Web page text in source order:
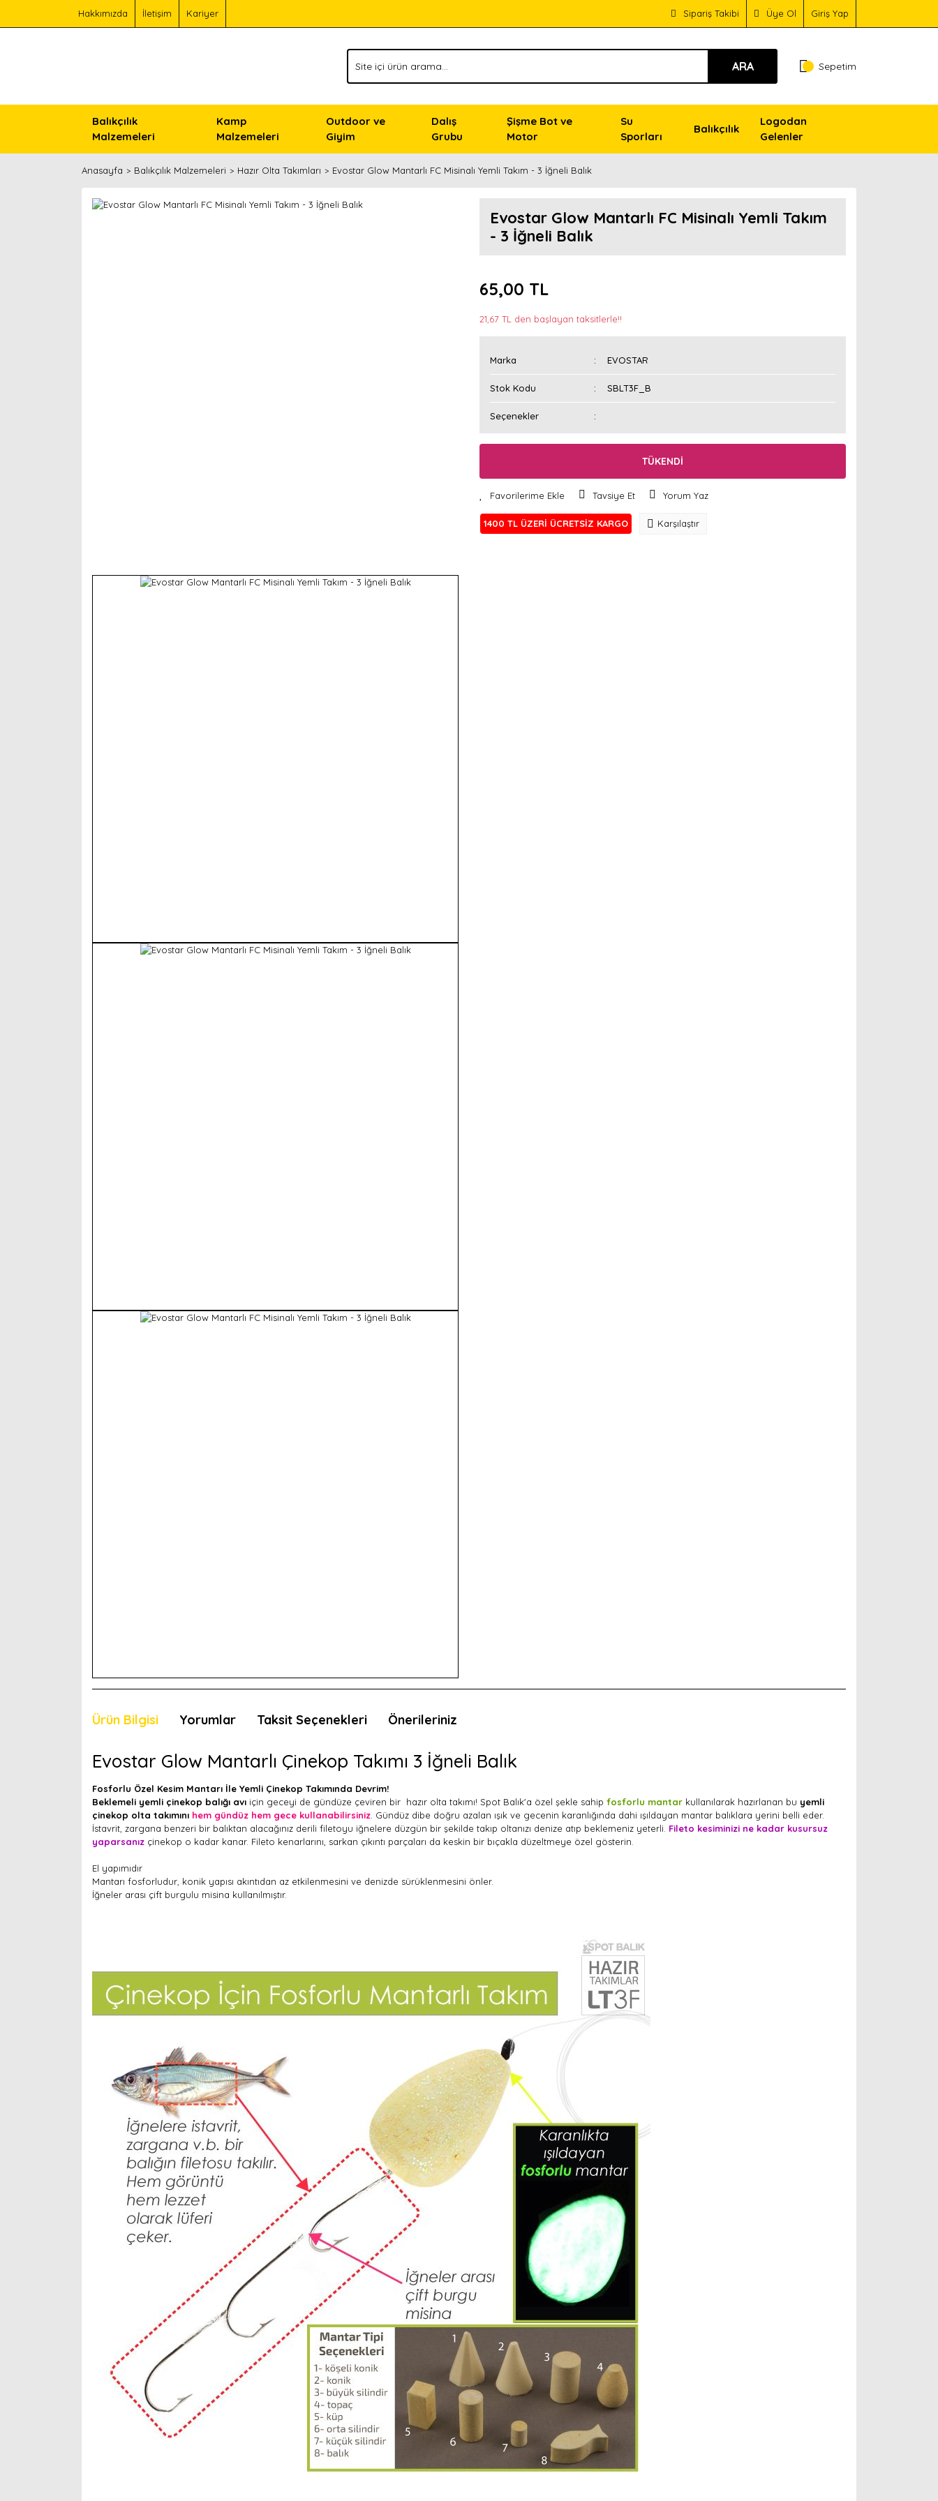
Hakkımızda İletişim Kariyer Sipariş Takibi Üye Ol Giriş Yap
ARA Sepetim
Balıkçılık
Malzemeleri
Kamp
Malzemeleri
Outdoor ve
Giyim
Dalış
Grubu
Şişme Bot ve
Motor
Su
Sporları
Balıkçılık
Logodan
Gelenler
Anasayfa Balıkçılık Malzemeleri Hazır Olta Takımları Evostar Glow Mantarlı FC Misinalı Yemli Takım - 3 İğneli Balık
Evostar Glow Mantarlı FC Misinalı Yemli Takım
- 3 İğneli Balık
65,00 TL
21,67 TL den başlayan taksitlerle!!
Marka EVOSTAR
Stok Kodu SBLT3F_B
Seçenekler
TÜKENDİ
Tavsiye Et Yorum Yaz
1400 TL ÜZERİ ÜCRETSİZ KARGO Karşılaştır
Ürün Bilgisi Yorumlar Taksit Seçenekleri Önerileriniz
Evostar Glow Mantarlı Çinekop Takımı 3 İğneli Balık
Fosforlu Özel Kesim Mantarı İle Yemli Çinekop Takımında Devrim!
Beklemeli yemli çinekop balığı avı için geceyi de gündüze çeviren bir hazır olta takımı! Spot Balık'a özel şekle sahip fosforlu mantar kullanılarak hazırlanan bu yemli
çinekop olta takımını hem gündüz hem gece kullanabilirsiniz . Gündüz dibe doğru azalan ışık ve gecenin karanlığında dahi ışıldayan mantar balıklara yerini belli eder.
İstavrit, zargana benzeri bir balıktan alacağınız derili filetoyu iğnelere düzgün bir şekilde takıp oltanızı denize atıp beklemeniz yeterli. Fileto kesiminizi ne kadar kusursuz
yaparsanız çinekop o kadar kanar. Fileto kenarlarını, sarkan çıkıntı parçaları da keskin bir bıçakla düzeltmeye özel gösterin.
El yapımıdır
Mantarı fosforludur, konik yapısı akıntıdan az etkilenmesini ve denizde sürüklenmesini önler.
İğneler arası çift burgulu misina kullanılmıştır.